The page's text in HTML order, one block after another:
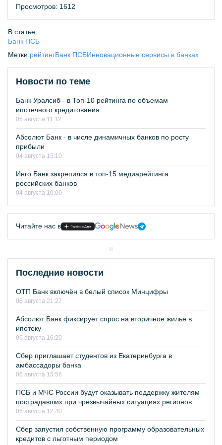
Просмотров: 1612
В статье:
Банк ПСБ
Метки:рейтингБанк ПСБИнновационные сервисы в банках
Новости по теме
Банк Уралсиб - в Топ-10 рейтинга по объемам
ипотечного кредитования
05 августа 11:12
Абсолют Банк - в числе динамичных банков по росту
прибыли
04 августа 15:10
Инго Банк закрепился в топ-15 медиарейтинга
российских банков
04 августа 10:00
Читайте нас в
Последние новости
ОТП Банк включён в белый список Минцифры
06 августа 21:27
Абсолют Банк фиксирует спрос на вторичное жилье в
ипотеку
06 августа 16:20
Сбер приглашает студентов из Екатеринбурга в
амбассадоры банка
06 августа 15:56
ПСБ и МЧС России будут оказывать поддержку жителям
пострадавших при чрезвычайных ситуациях регионов
06 августа 12:40
Сбер запустил собственную программу образовательных
кредитов с льготным периодом